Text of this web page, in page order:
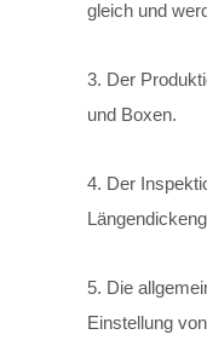
gleich und
3. Der
und Boxen.
4. Der
5. Die
Einstellung